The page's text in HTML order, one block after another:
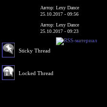
Автор: Lexy Dance
25.10.2017 - 09:56
Автор: Lexy Dance
25.10.2017 - 09:23
Sticky Thread
Locked Thread